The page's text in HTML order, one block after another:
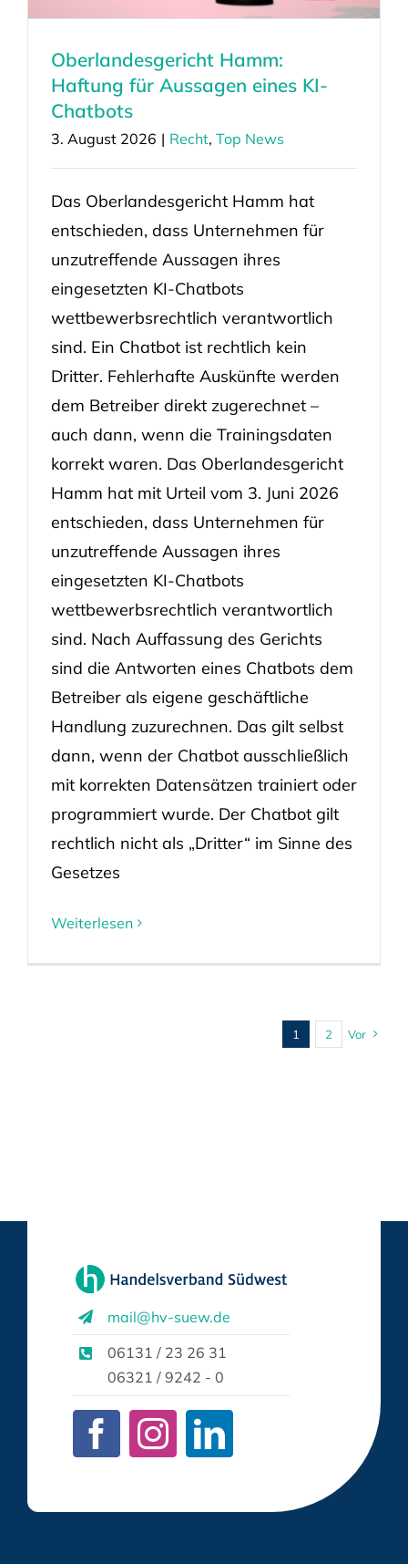
Oberlandesgericht Hamm:
Haftung für Aussagen eines KI-
Chatbots
3. August 2026 | Recht, Top News
Das Oberlandesgericht Hamm hat
entschieden, dass Unternehmen für
unzutreffende Aussagen ihres
eingesetzten KI-Chatbots
wettbewerbsrechtlich verantwortlich
sind. Ein Chatbot ist rechtlich kein
Dritter. Fehlerhafte Auskünfte werden
dem Betreiber direkt zugerechnet –
auch dann, wenn die Trainingsdaten
korrekt waren. Das Oberlandesgericht
Hamm hat mit Urteil vom 3. Juni 2026
entschieden, dass Unternehmen für
unzutreffende Aussagen ihres
eingesetzten KI-Chatbots
wettbewerbsrechtlich verantwortlich
sind. Nach Auffassung des Gerichts
sind die Antworten eines Chatbots dem
Betreiber als eigene geschäftliche
Handlung zuzurechnen. Das gilt selbst
dann, wenn der Chatbot ausschließlich
mit korrekten Datensätzen trainiert oder
programmiert wurde. Der Chatbot gilt
rechtlich nicht als „Dritter“ im Sinne des
Gesetzes
Weiterlesen
1 2 Vor
mail@hv-suew.de
06131 / 23 26 31
06321 / 9242 - 0